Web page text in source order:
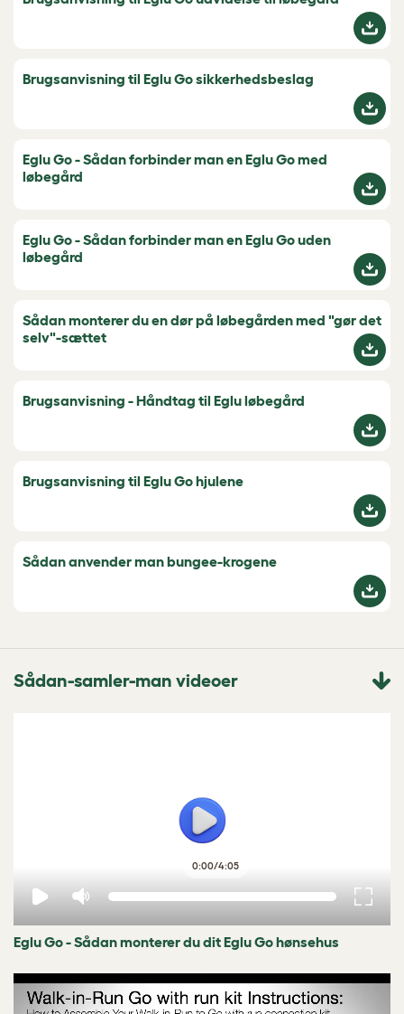
Brugsanvisning til Eglu Go sikkerhedsbeslag
Eglu Go - Sådan forbinder man en Eglu Go med
løbegård
Eglu Go - Sådan forbinder man en Eglu Go uden
løbegård
Sådan monterer du en dør på løbegården med "gør det
selv"-sættet
Brugsanvisning - Håndtag til Eglu løbegård
Brugsanvisning til Eglu Go hjulene
Sådan anvender man bungee-krogene
Sådan-samler-man videoer
0:00/4:05
Eglu Go - Sådan monterer du dit Eglu Go hønsehus